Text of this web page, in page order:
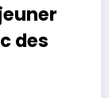
des